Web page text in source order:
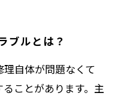
ブルとは？
自体が問題なくて
ことがあります。主